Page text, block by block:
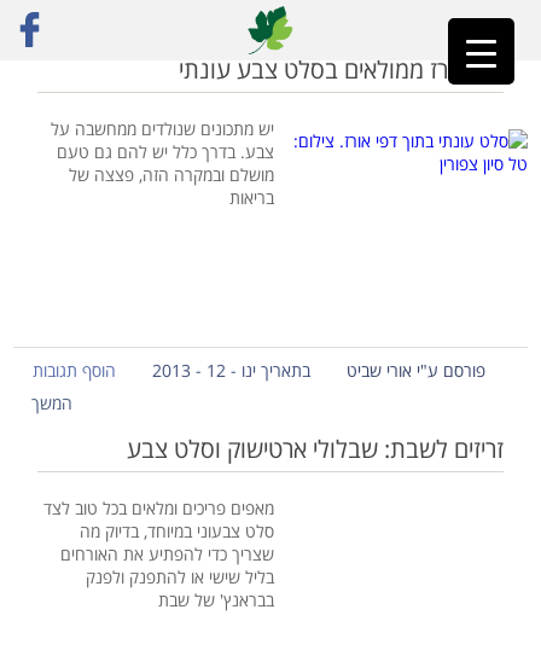
ראשי»סלט כרוב
דפי אורז ממולאים בסלט צבע עונתי
יש מתכונים שנולדים ממחשבה על
צבע. בדרך כלל יש להם גם טעם
מושלם ובמקרה הזה, פצצה של
בריאות
פורסם ע"י אורי שביט בתאריך ינו - 12 - 2013
הוסף תגובות
המשך
זריזים לשבת: שבלולי ארטישוק וסלט צבע
מאפים פריכים ומלאים בכל טוב לצד
סלט צבעוני במיוחד, בדיוק מה
שצריך כדי להפתיע את האורחים
בליל שישי או להתפנק ולפנק
בבראנץ' של שבת